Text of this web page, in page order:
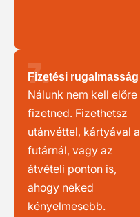
7.
Fizetési rugalmasság
Nálunk nem kell előre
fizetned. Fizethetsz
utánvéttel, kártyával a
futárnál, vagy az
átvételi ponton is,
ahogy neked
kényelmesebb.